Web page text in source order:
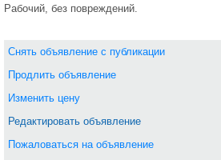
Рабочий, без повреждений.
Снять объявление с публикации
Продлить объявление
Изменить цену
Редактировать объявление
Пожаловаться на объявление